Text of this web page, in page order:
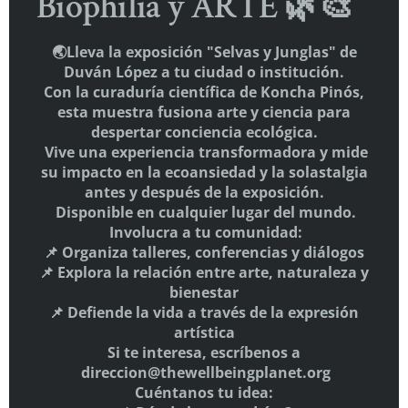
Aquí
SÍGUENOS
🌏Lleva la exposición "Selvas y Junglas" de
Duván López a tu ciudad o institución.
Con la curaduría científica de Koncha Pinós,
esta muestra fusiona arte y ciencia para
despertar conciencia ecológica.
Vive una experiencia transformadora y mide
su impacto en la ecoansiedad y la solastalgia
antes y después de la exposición.
Disponible en cualquier lugar del mundo.
Involucra a tu comunidad:
📌 Organiza talleres, conferencias y diálogos
📌 Explora la relación entre arte, naturaleza y
bienestar
📌 Defiende la vida a través de la expresión
artística
Si te interesa, escríbenos a
direccion@thewellbeingplanet.org
Cuéntanos tu idea: